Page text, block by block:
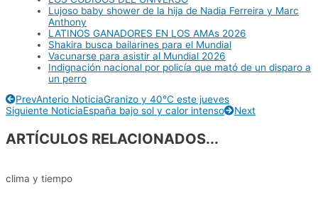
Lujoso baby shower de la hija de Nadia Ferreira y Marc
Anthony
LATINOS GANADORES EN LOS AMAs 2026
Shakira busca bailarines para el Mundial
Vacunarse para asistir al Mundial 2026
Indignación nacional por policía que mató de un disparo a
un perro
PrevAnterio NoticiaGranizo y 40°C este jueves
Siguiente NoticiaEspaña bajo sol y calor intenso Next
ARTÍCULOS RELACIONADOS...
clima y tiempo